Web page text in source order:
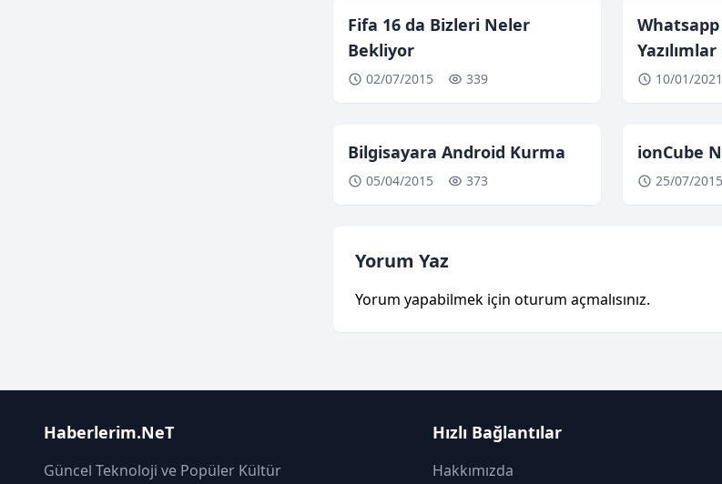
Fifa 16 da Bizleri Neler
Bekliyor
02/07/2015 339 10/01/2021
Bilgisayara Android Kurma
05/04/2015 373
ionCube
25/07/2015
Yorum Yaz
Yorum yapabilmek için oturum açmalısınız.
Haberlerim.NeT
Güncel Teknoloji ve Popüler Kültür
Hızlı Bağlantılar
Hakkımızda